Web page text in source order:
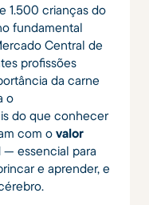
1.500 crianças do
fundamental
Central de
profissões
da carne
o
do que conhecer
com o valor
— essencial para
e aprender, e